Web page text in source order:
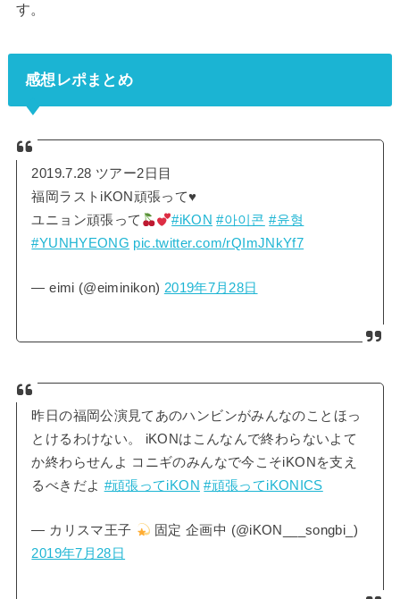
す。
感想レポまとめ
2019.7.28 ツアー2日目
福岡ラストiKON頑張って♥️
ユニョン頑張って
#iKON #아이콘 #윤형
#YUNHYEONG pic.twitter.com/rQImJNkYf7
— eimi (@eiminikon) 2019年7月28日
昨日の福岡公演見てあのハンビンがみんなのことほっ
とけるわけない。 iKONはこんなんで終わらないよて
か終わらせんよ コニギのみんなで今こそiKONを支え
るべきだよ #頑張ってiKON #頑張ってiKONICS
— カリスマ王子
固定 企画中 (@iKON___songbi_)
2019年7月28日